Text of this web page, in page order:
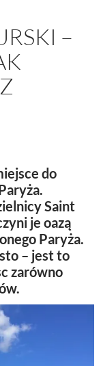
–
do
Saint
je oazą
Paryża.
– jest to
zarówno